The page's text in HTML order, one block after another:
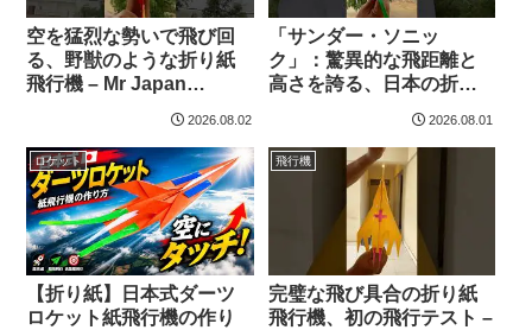
空を猛烈な勢いで飛び回
る、野獣のような折り紙
飛行機 – Mr Japan
2026.08.02
「サンダー・ソニッ
ク」：驚異的な飛距離と
高さを誇る、日本の折り
2026.08.01
ロケット
【折り紙】日本式ダーツ
ロケット紙飛行機の作り
飛行機
完璧な飛び具合の折り紙
飛行機、初の飛行テスト –